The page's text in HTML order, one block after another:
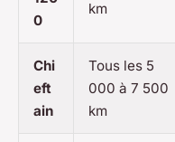
0
km
Chi
eft
ain
Tous les 5
000 à 7 500
km